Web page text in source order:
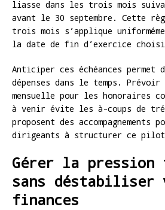
liasse dans les trois mois
avant le 30 septembre. Cette
trois mois s’applique
la date de fin d’exercice
Anticiper ces échéances permet
dépenses dans le temps.
mensuelle pour les honoraires
à venir évite les à-coups de
proposent des accompagnements
dirigeants à structurer ce
Gérer la
sans déstabiliser
finances